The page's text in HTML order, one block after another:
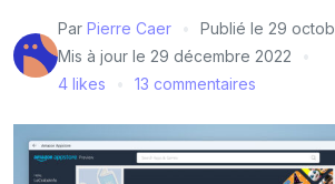
Par Pierre Caer Publié le 29
Mis à jour le 29 décembre 2022
4 likes
13 commentaires